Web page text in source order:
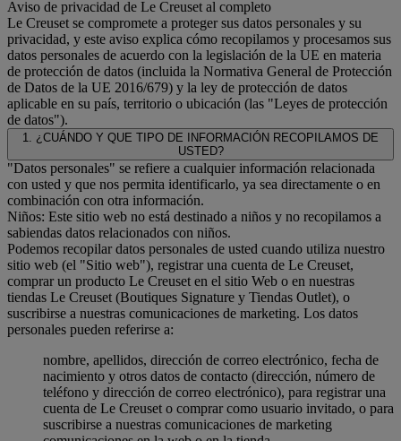
Aviso de privacidad de Le Creuset al completo
Le Creuset se compromete a proteger sus datos personales y su
privacidad, y este aviso explica cómo recopilamos y procesamos sus
datos personales de acuerdo con la legislación de la UE en materia
de protección de datos (incluida la Normativa General de Protección
de Datos de la UE 2016/679) y la ley de protección de datos
aplicable en su país, territorio o ubicación (las "Leyes de protección
de datos").
1. ¿CUÁNDO Y QUE TIPO DE INFORMACIÓN RECOPILAMOS DE
USTED?
"Datos personales" se refiere a cualquier información relacionada
con usted y que nos permita identificarlo, ya sea directamente o en
combinación con otra información.
Niños: Este sitio web no está destinado a niños y no recopilamos a
sabiendas datos relacionados con niños.
Podemos recopilar datos personales de usted cuando utiliza nuestro
sitio web (el "Sitio web"), registrar una cuenta de Le Creuset,
comprar un producto Le Creuset en el sitio Web o en nuestras
tiendas Le Creuset (Boutiques Signature y Tiendas Outlet), o
suscribirse a nuestras comunicaciones de marketing. Los datos
personales pueden referirse a:
nombre, apellidos, dirección de correo electrónico, fecha de
nacimiento y otros datos de contacto (dirección, número de
teléfono y dirección de correo electrónico), para registrar una
cuenta de Le Creuset o comprar como usuario invitado, o para
suscribirse a nuestras comunicaciones de marketing